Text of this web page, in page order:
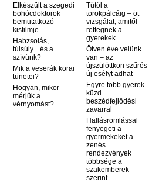
Elkészült a szegedi
bohócdoktorok
bemutatkozó
kisfilmje
Habzsolás,
túlsúly... és a
szívünk?
Mik a veserák korai
tünetei?
Hogyan, mikor
mérjük a
vérnyomást?
Tűtől a
torokpálcáig – öt
vizsgálat, amitől
rettegnek a
gyerekek
Ötven éve velünk
van – az
újszülöttkori szűrés
új esélyt adhat
Egyre több gyerek
küzd
beszédfejlődési
zavarral
Hallásromlással
fenyegeti a
gyermekeket a
zenés
rendezvények
többsége a
szakemberek
szerint